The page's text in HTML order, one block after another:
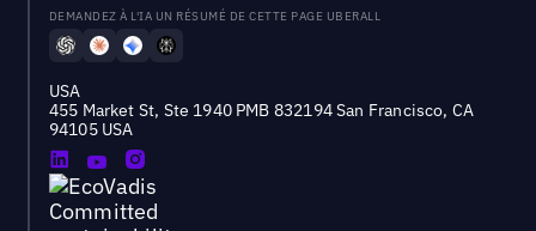
DEMANDEZ À L'IA UN RÉSUMÉ DE CETTE PAGE UBERALL
USA
455 Market St, Ste 1940 PMB 832194 San Francisco, CA
94105 USA